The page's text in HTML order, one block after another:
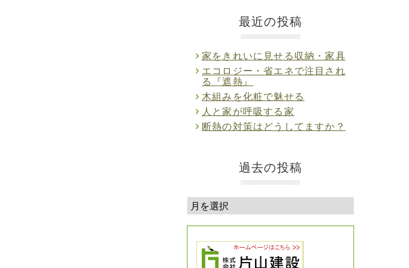
最近の投稿
家をきれいに見せる収納・家具
エコロジー・省エネで注目され
る『遮熱』
木組みを化粧で魅せる
人と家が呼吸する家
断熱の対策はどうしてますか？
過去の投稿